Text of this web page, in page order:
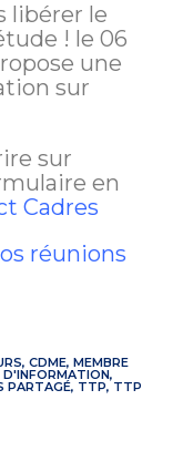
libérer le
! le 06
une
sur
sur
en
Cadres
réunions
, CDME, MEMBRE
D'INFORMATION,
PARTAGÉ, TTP, TTP